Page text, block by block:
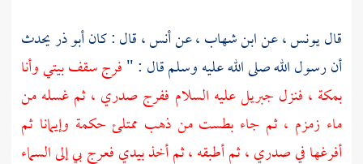
قاليونس ،عنابن شهاب ،عنأنس ،قال : كانأبو ذريحدث
أن رسول الله صلى الله عليه وسلم قال : "فرج سقف بيتي وأنا
بمكة ، فنزل جبريلعليه السلام ففرج صدري ، ثم غسله من
ماء زمزم ، ثم جاء بطست من ذهب ممتلئ حكمة وإيمانا ثم
أفرغها في صدري ، ثم أطبقه ، ثم أخذ بيدي فعرج بي إلى السماء